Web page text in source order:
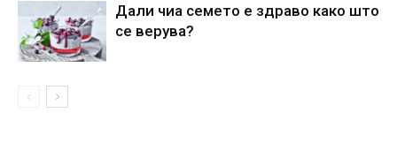
Дали чиа семето е здраво како што
се верува?